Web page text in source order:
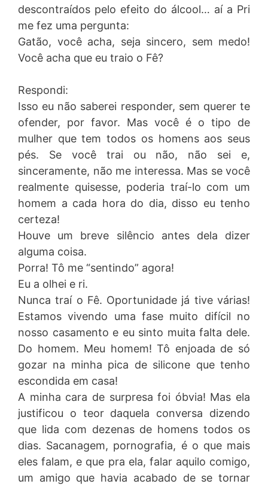
descontraídos pelo efeito do álcool… aí a Pri
me fez uma pergunta:
Gatão, você acha, seja sincero, sem medo!
Você acha que eu traio o Fê?
Respondi:
Isso eu não saberei responder, sem querer te
ofender, por favor. Mas você é o tipo de
mulher que tem todos os homens aos seus
pés. Se você trai ou não, não sei e,
sinceramente, não me interessa. Mas se você
realmente quisesse, poderia traí-lo com um
homem a cada hora do dia, disso eu tenho
certeza!
Houve um breve silêncio antes dela dizer
alguma coisa.
Porra! Tô me “sentindo” agora!
Eu a olhei e ri.
Nunca traí o Fê. Oportunidade já tive várias!
Estamos vivendo uma fase muito difícil no
nosso casamento e eu sinto muita falta dele.
Do homem. Meu homem! Tô enjoada de só
gozar na minha pica de silicone que tenho
escondida em casa!
A minha cara de surpresa foi óbvia! Mas ela
justificou o teor daquela conversa dizendo
que lida com dezenas de homens todos os
dias. Sacanagem, pornografia, é o que mais
eles falam, e que pra ela, falar aquilo comigo,
um amigo que havia acabado de se tornar